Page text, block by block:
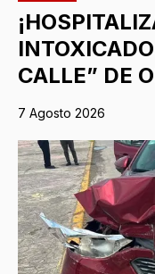
CALLE” DE
7 Agosto 2026